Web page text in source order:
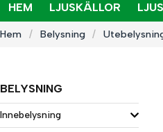
HEM LJUSKÄLLOR
Hem Belysning
BELYSNING
Innebelysning